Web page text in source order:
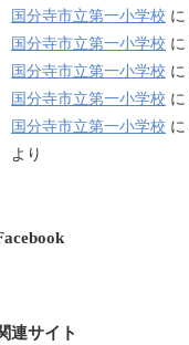
国分寺市立第一小学校 に
国分寺市立第一小学校 に
国分寺市立第一小学校 に
国分寺市立第一小学校 に
国分寺市立第一小学校 に
より
連サイト